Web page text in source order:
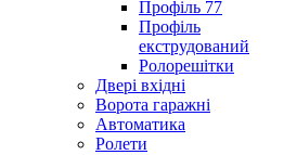
Профіль 77
Профіль
екструдований
Ролорешітки
Двері вхідні
Ворота гаражні
Автоматика
Ролети